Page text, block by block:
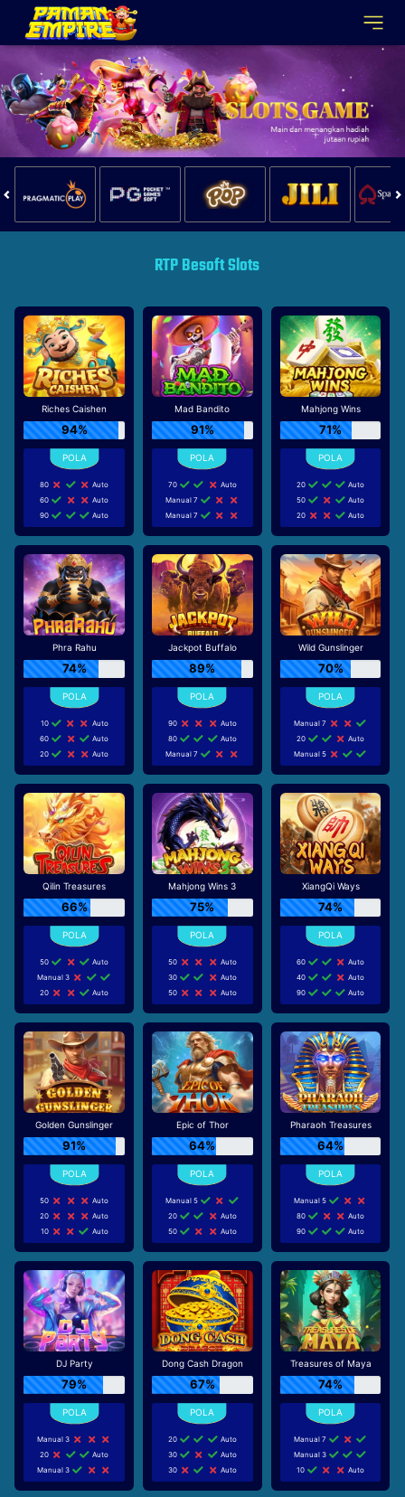
RTP Besoft Slots
Riches Caishen
94%
80
Auto
60
Auto
90
Auto
Mad Bandito
91%
70
Auto
Manual 7
Manual 7
Mahjong Wins
71%
20
Auto
50
Auto
20
Auto
Phra Rahu
74%
10
Auto
60
Auto
20
Auto
Jackpot Buffalo
89%
90
Auto
80
Auto
Manual 7
Wild Gunslinger
70%
Manual 7
20
Auto
Manual 5
Qilin Treasures
66%
50
Auto
Manual 3
20
Auto
Mahjong Wins 3
75%
50
Auto
30
Auto
50
Auto
XiangQi Ways
74%
60
Auto
40
Auto
90
Auto
Golden Gunslinger
91%
50
Auto
20
Auto
10
Auto
Epic of Thor
64%
Manual 5
20
Auto
50
Auto
Pharaoh Treasures
64%
Manual 5
80
Auto
90
Auto
DJ Party
79%
Manual 3
20
Auto
Manual 3
Dong Cash Dragon
67%
20
Auto
30
Auto
30
Auto
Treasures of Maya
74%
Manual 7
Manual 3
10
Auto